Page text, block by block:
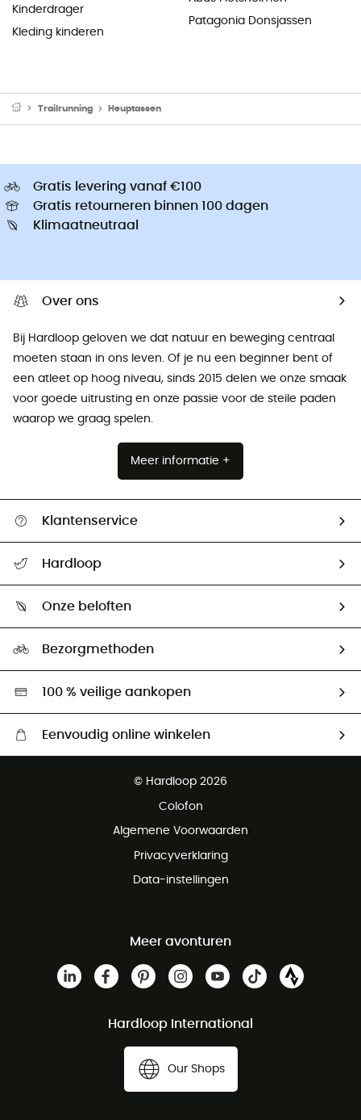
Kinderdrager
Kleding kinderen
Patagonia Donsjassen
Trailrunning Heuptassen
Gratis levering vanaf €100
Gratis retourneren binnen 100 dagen
Klimaatneutraal
Over ons
Bij Hardloop geloven we dat natuur en beweging centraal
moeten staan ​​in ons leven. Of je nu een beginner bent of
een atleet op hoog niveau, sinds 2015 delen we onze smaak
voor goede uitrusting en onze passie voor de steile paden
waarop we graag spelen.
Meer informatie +
Klantenservice
Retourzendingen & Terugbetalingen
Hardloop
Ambassadeurs
Onze beloften
Hardgreen
Bezorgmethoden
100 % veilige aankopen
Eenvoudig online winkelen
Gratis retourneren binnen 100 dagen
© Hardloop 2026
Colofon
Algemene Voorwaarden
Privacyverklaring
Data-instellingen
Meer avonturen
Hardloop International
Our Shops